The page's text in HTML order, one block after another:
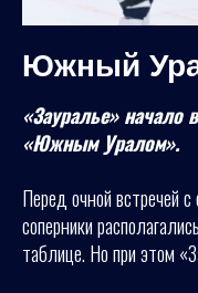
Южный
«Зауралье»
«Южным Уралом».
Перед очной встречей
соперники
таблице. Но при этом